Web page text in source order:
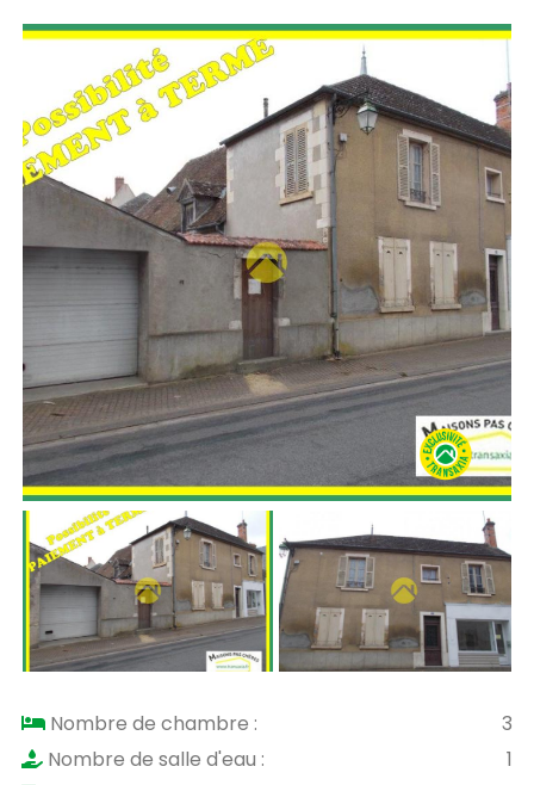
Nombre de chambre :
3
Nombre de salle d'eau :
1